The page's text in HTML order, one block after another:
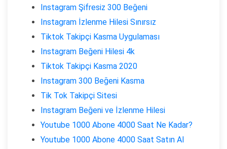
Instagram Şifresiz 300 Beğeni
Instagram İzlenme Hilesi Sınırsız
Tiktok Takipçi Kasma Uygulaması
Instagram Beğeni Hilesi 4k
Tiktok Takipçi Kasma 2020
Instagram 300 Beğeni Kasma
Tik Tok Takipçi Sitesi
Instagram Beğeni ve İzlenme Hilesi
Youtube 1000 Abone 4000 Saat Ne Kadar?
Youtube 1000 Abone 4000 Saat Satın Al